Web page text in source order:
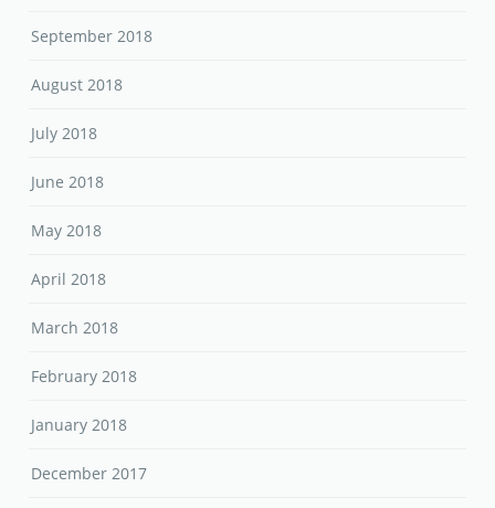
September 2018
August 2018
July 2018
June 2018
May 2018
April 2018
March 2018
February 2018
January 2018
December 2017